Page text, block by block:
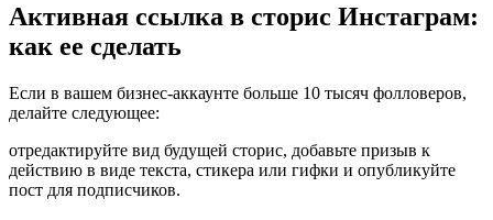
Активная ссылка в сторис Инстаграм:
как ее сделать
Если в вашем бизнес-аккаунте больше 10 тысяч фолловеров,
делайте следующее:
отредактируйте вид будущей сторис, добавьте призыв к
действию в виде текста, стикера или гифки и опубликуйте
пост для подписчиков.